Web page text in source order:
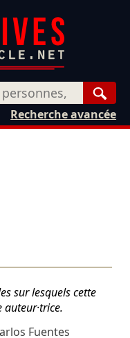
Recherche avancée
sur lesquels cette
Fuentes